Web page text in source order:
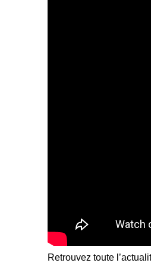
Retrouvez toute